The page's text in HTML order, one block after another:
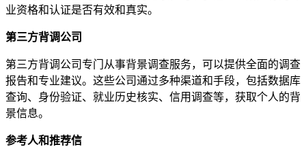
业资格和认证是否有效和真实。
第三方背调公司
第三方背调公司专门从事背景调查服务，可以提供全面的调查
报告和专业建议。这些公司通过多种渠道和手段，包括数据库
查询、身份验证、就业历史核实、信用调查等，获取个人的背
景信息。
参考人和推荐信